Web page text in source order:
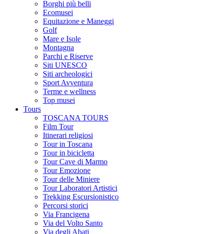
Borghi più belli
Ecomusei
Equitazione e Maneggi
Golf
Mare e Isole
Montagna
Parchi e Riserve
Siti UNESCO
Siti archeologici
Sport Avventura
Terme e wellness
Top musei
Tours
TOSCANA TOURS
Film Tour
Itinerari religiosi
Tour in Toscana
Tour in bicicletta
Tour Cave di Marmo
Tour Emozione
Tour delle Miniere
Tour Laboratori Artistici
Trekking Escursionistico
Percorsi storici
Via Francigena
Via del Volto Santo
Via degli Abati